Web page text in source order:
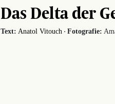
Das Delta der
Text: Anatol Vitouch· Fotografie: